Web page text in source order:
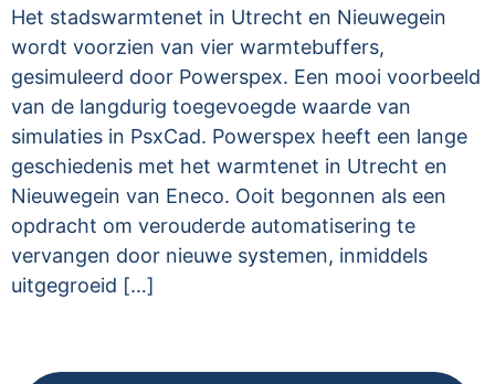
Het stadswarmtenet in Utrecht en Nieuwegein
wordt voorzien van vier warmtebuffers,
gesimuleerd door Powerspex. Een mooi voorbeeld
van de langdurig toegevoegde waarde van
simulaties in PsxCad. Powerspex heeft een lange
geschiedenis met het warmtenet in Utrecht en
Nieuwegein van Eneco. Ooit begonnen als een
opdracht om verouderde automatisering te
vervangen door nieuwe systemen, inmiddels
uitgegroeid […]